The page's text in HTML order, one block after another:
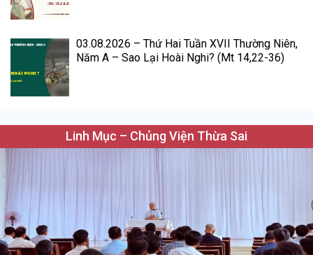
03.08.2026 – Thứ Hai Tuần XVII Thường Niên,
Năm A – Sao Lại Hoài Nghi? (Mt 14,22-36)
Linh Mục – Chủng Viện Thừa Sai